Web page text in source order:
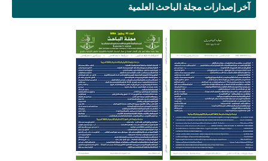
آخر إصدارات مجلة الباحث العلمية